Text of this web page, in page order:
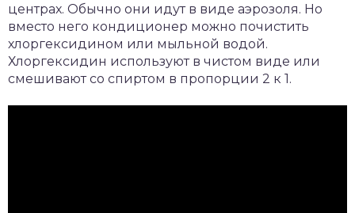
центрах. Обычно они идут в виде аэрозоля. Но
вместо него кондиционер можно почистить
хлоргексидином или мыльной водой.
Хлоргексидин используют в чистом виде или
смешивают со спиртом в пропорции 2 к 1.